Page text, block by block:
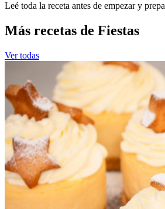
Leé toda la receta antes de empezar y
Más recetas de Fiestas
Ver todas